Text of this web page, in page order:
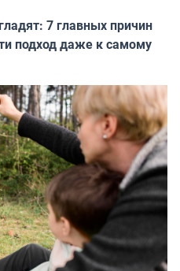
7 главных причин
подход даже к самому